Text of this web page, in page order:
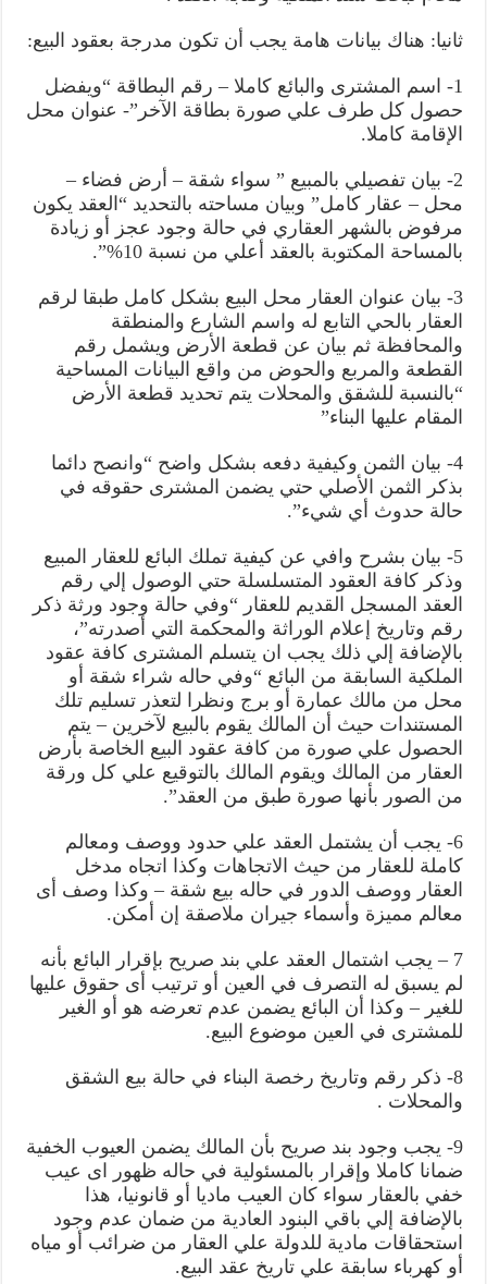
ثانيا: هناك بيانات هامة يجب أن تكون مدرجة بعقود البيع:
1- اسم المشترى والبائع كاملا – رقم البطاقة “ويفضل
حصول كل طرف علي صورة بطاقة الآخر”- عنوان محل
الإقامة كاملا.
2- بيان تفصيلي بالمبيع ” سواء شقة – أرض فضاء –
محل – عقار كامل” وبيان مساحته بالتحديد “العقد يكون
مرفوض بالشهر العقاري في حالة وجود عجز أو زيادة
بالمساحة المكتوبة بالعقد أعلي من نسبة 10%”.
3- بيان عنوان العقار محل البيع بشكل كامل طبقا لرقم
العقار بالحي التابع له واسم الشارع والمنطقة
والمحافظة ثم بيان عن قطعة الأرض ويشمل رقم
القطعة والمربع والحوض من واقع البيانات المساحية
“بالنسبة للشقق والمحلات يتم تحديد قطعة الأرض
المقام عليها البناء”
4- بيان الثمن وكيفية دفعه بشكل واضح “وانصح دائما
بذكر الثمن الأصلي حتي يضمن المشترى حقوقه في
حالة حدوث أي شيء”.
5- بيان بشرح وافي عن كيفية تملك البائع للعقار المبيع
وذكر كافة العقود المتسلسلة حتي الوصول إلي رقم
العقد المسجل القديم للعقار “وفي حالة وجود ورثة ذكر
رقم وتاريخ إعلام الوراثة والمحكمة التي أصدرته”،
بالإضافة إلي ذلك يجب ان يتسلم المشترى كافة عقود
الملكية السابقة من البائع “وفي حاله شراء شقة أو
محل من مالك عمارة أو برج ونظرا لتعذر تسليم تلك
المستندات حيث أن المالك يقوم بالبيع لآخرين – يتم
الحصول علي صورة من كافة عقود البيع الخاصة بأرض
العقار من المالك ويقوم المالك بالتوقيع علي كل ورقة
من الصور بأنها صورة طبق من العقد”.
6- يجب أن يشتمل العقد علي حدود ووصف ومعالم
كاملة للعقار من حيث الاتجاهات وكذا اتجاه مدخل
العقار ووصف الدور في حاله بيع شقة – وكذا وصف أى
معالم مميزة وأسماء جيران ملاصقة إن أمكن.
7 – يجب اشتمال العقد علي بند صريح بإقرار البائع بأنه
لم يسبق له التصرف في العين أو ترتيب أى حقوق عليها
للغير – وكذا أن البائع يضمن عدم تعرضه هو أو الغير
للمشترى في العين موضوع البيع.
8- ذكر رقم وتاريخ رخصة البناء في حالة بيع الشقق
والمحلات .
9- يجب وجود بند صريح بأن المالك يضمن العيوب الخفية
ضمانا كاملا وإقرار بالمسئولية في حاله ظهور اى عيب
خفي بالعقار سواء كان العيب ماديا أو قانونيا، هذا
بالإضافة إلي باقي البنود العادية من ضمان عدم وجود
استحقاقات مادية للدولة علي العقار من ضرائب أو مياه
أو كهرباء سابقة علي تاريخ عقد البيع.